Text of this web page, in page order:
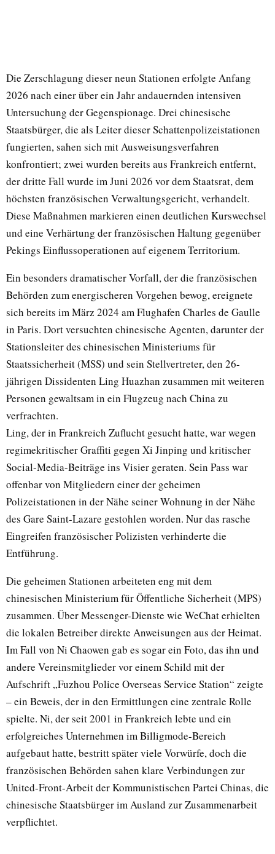
Die Zerschlagung dieser neun Stationen erfolgte Anfang
2026 nach einer über ein Jahr andauernden intensiven
Untersuchung der Gegenspionage. Drei chinesische
Staatsbürger, die als Leiter dieser Schattenpolizeistationen
fungierten, sahen sich mit Ausweisungsverfahren
konfrontiert; zwei wurden bereits aus Frankreich entfernt,
der dritte Fall wurde im Juni 2026 vor dem Staatsrat, dem
höchsten französischen Verwaltungsgericht, verhandelt.
Diese Maßnahmen markieren einen deutlichen Kurswechsel
und eine Verhärtung der französischen Haltung gegenüber
Pekings Einflussoperationen auf eigenem Territorium.
Ein besonders dramatischer Vorfall, der die französischen
Behörden zum energischeren Vorgehen bewog, ereignete
sich bereits im März 2024 am Flughafen Charles de Gaulle
in Paris. Dort versuchten chinesische Agenten, darunter der
Stationsleiter des chinesischen Ministeriums für
Staatssicherheit (MSS) und sein Stellvertreter, den 26-
jährigen Dissidenten Ling Huazhan zusammen mit weiteren
Personen gewaltsam in ein Flugzeug nach China zu
verfrachten.
Ling, der in Frankreich Zuflucht gesucht hatte, war wegen
regimekritischer Graffiti gegen Xi Jinping und kritischer
Social-Media-Beiträge ins Visier geraten. Sein Pass war
offenbar von Mitgliedern einer der geheimen
Polizeistationen in der Nähe seiner Wohnung in der Nähe
des Gare Saint-Lazare gestohlen worden. Nur das rasche
Eingreifen französischer Polizisten verhinderte die
Entführung.
Die geheimen Stationen arbeiteten eng mit dem
chinesischen Ministerium für Öffentliche Sicherheit (MPS)
zusammen. Über Messenger-Dienste wie WeChat erhielten
die lokalen Betreiber direkte Anweisungen aus der Heimat.
Im Fall von Ni Chaowen gab es sogar ein Foto, das ihn und
andere Vereinsmitglieder vor einem Schild mit der
Aufschrift „Fuzhou Police Overseas Service Station“ zeigte
– ein Beweis, der in den Ermittlungen eine zentrale Rolle
spielte. Ni, der seit 2001 in Frankreich lebte und ein
erfolgreiches Unternehmen im Billigmode-Bereich
aufgebaut hatte, bestritt später viele Vorwürfe, doch die
französischen Behörden sahen klare Verbindungen zur
United-Front-Arbeit der Kommunistischen Partei Chinas, die
chinesische Staatsbürger im Ausland zur Zusammenarbeit
verpflichtet.